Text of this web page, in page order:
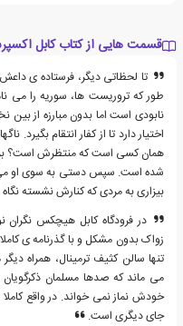
قسمت هایی از کتاب کابل
تا لحظاتی دیگر، فرستاده ی
طور که تروریست ها، سوریه را می
نابودی است اما بدون مبارزه از
اختیار دارد تا از کفار انتقام
همان کسی است که منتظرش است؟
شده است. سپس دستی به سوی او می
بیزاری به مردی که کنارش نشسته
در فرودگاه کابل هیچکس نگران
زواک بدون مشکل و با گذرنامه ی
تنها سالن کثیف ترمینال، همراه
می ماند که صدها مسلمان
خودش نماز نمی خواند. در واقع
جای دیگری است.